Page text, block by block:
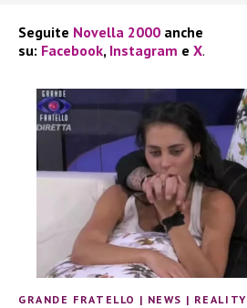
Seguite Novella 2000 anche
su: Facebook, Instagram e X.
GRANDE FRATELLO | NEWS | REALITY